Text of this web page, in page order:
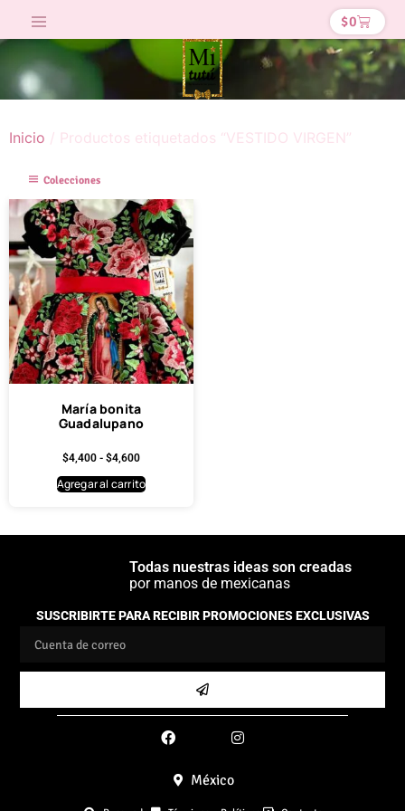
$0
Inicio / Productos etiquetados “VESTIDO VIRGEN”
Colecciones
María bonita
Guadalupano
$4,400 - $4,600
Agregar al carrito
Todas nuestras ideas son creadas
por manos de mexicanas
SUSCRIBIRTE PARA RECIBIR PROMOCIONES EXCLUSIVAS
México